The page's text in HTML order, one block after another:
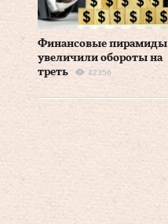
Финансовые пирамиды
увеличили обороты на
треть
42356